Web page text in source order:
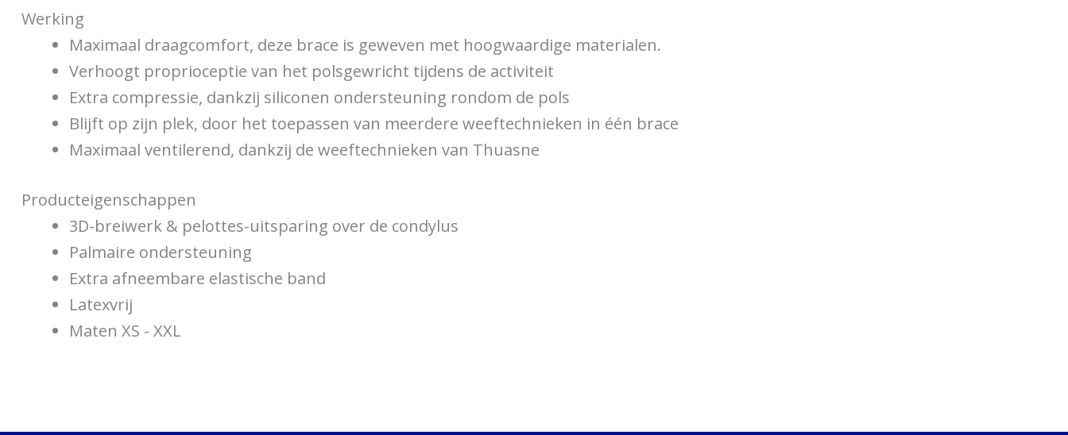
Werking
Maximaal draagcomfort, deze brace is geweven met hoogwaardige materialen.
Verhoogt proprioceptie van het polsgewricht tijdens de activiteit
Extra compressie, dankzij siliconen ondersteuning rondom de pols
Blijft op zijn plek, door het toepassen van meerdere weeftechnieken in één brace
Maximaal ventilerend, dankzij de weeftechnieken van Thuasne
Producteigenschappen
3D-breiwerk & pelottes-uitsparing over de condylus
Palmaire ondersteuning
Extra afneembare elastische band
Latexvrij
Maten XS - XXL